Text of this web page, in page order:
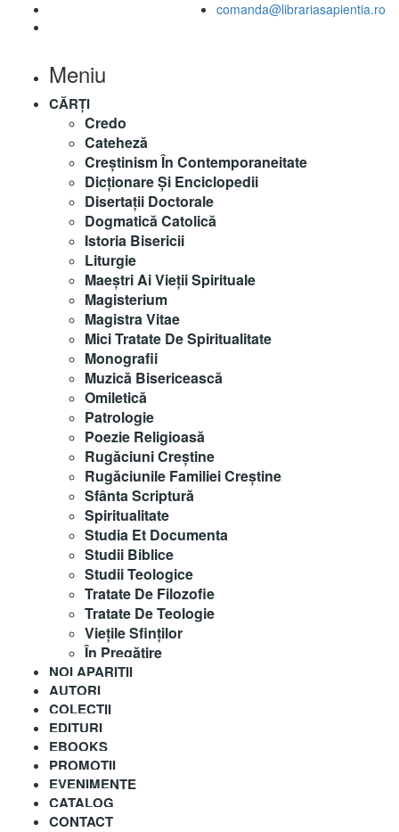
comanda@librariasapientia.ro
Meniu
CĂRȚI
Credo
Cateheză
Creștinism În Contemporaneitate
Dicționare Și Enciclopedii
Disertații Doctorale
Dogmatică Catolică
Istoria Bisericii
Liturgie
Maeştri Ai Vieţii Spirituale
Magisterium
Magistra Vitae
Mici Tratate De Spiritualitate
Monografii
Muzică Bisericească
Omiletică
Patrologie
Poezie Religioasă
Rugăciuni Creştine
Rugăciunile Familiei Creștine
Sfânta Scriptură
Spiritualitate
Studia Et Documenta
Studii Biblice
Studii Teologice
Tratate De Filozofie
Tratate De Teologie
Vieţile Sfinţilor
În Pregătire
NOI APARITII
AUTORI
COLECȚII
EDITURI
EBOOKS
PROMOȚII
EVENIMENTE
CATALOG
CONTACT